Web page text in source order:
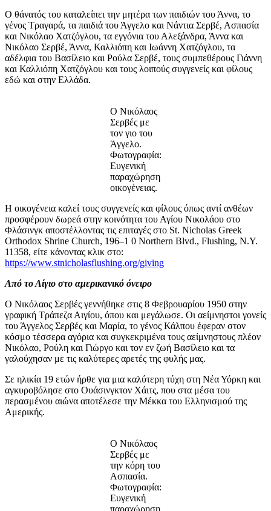
Ο θάνατός του καταλείπει την μητέρα των παιδιών του Άννα, το
γένος Τραγαρά, τα παιδιά του Άγγελο και Νάντια Σερβέ, Ασπασία
και Νικόλαο Χατζόγλου, τα εγγόνια του Αλεξάνδρα, Άννα και
Νικόλαο Σερβέ, Άννα, Καλλιόπη και Ιωάννη Χατζόγλου, τα
αδέλφια του Βασίλειο και Ρούλα Σερβέ, τους συμπεθέρους Γιάννη
και Καλλιόπη Χατζόγλου και τους λοιπούς συγγενείς και φίλους
εδώ και στην Ελλάδα.
Ο Νικόλαος
Σερβές με
τον γιο του
Άγγελο.
Φωτογραφία:
Ευγενική
παραχώρηση
οικογένειας.
Η οικογένεια καλεί τους συγγενείς και φίλους όπως αντί ανθέων
προσφέρουν δωρεά στην κοινότητα του Αγίου Νικολάου στο
Φλάσινγκ αποστέλλοντας τις επιταγές στο St. Nicholas Greek
Orthodox Shrine Church, 196–1 0 Northern Blvd., Flushing, N.Y.
11358, είτε κάνοντας κλικ στο:
https://www.stnicholasflushing.org/giving
Από το Αίγιο στο αμερικανικό όνειρο
Ο Νικόλαος Σερβές γεννήθηκε στις 8 Φεβρουαρίου 1950 στην
γραφική Τράπεζα Αιγίου, όπου και μεγάλωσε. Οι αείμνηστοι γονείς
του Άγγελος Σερβές και Μαρία, το γένος Κάλπου έφεραν στον
κόσμο τέσσερα αγόρια και συγκεκριμένα τους αείμνηστους πλέον
Νικόλαο, Ρούλη και Γιώργο και τον εν ζωή Βασίλειο και τα
γαλούχησαν με τις καλύτερες αρετές της φυλής μας.
Σε ηλικία 19 ετών ήρθε για μια καλύτερη τύχη στη Νέα Υόρκη και
αγκυροβόλησε στο Ουάσινγκτον Χάιτς, που στα μέσα του
περασμένου αιώνα αποτέλεσε την Μέκκα του Ελληνισμού της
Αμερικής.
Ο Νικόλαος
Σερβές με
την κόρη του
Ασπασία.
Φωτογραφία:
Ευγενική